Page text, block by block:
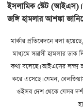
ইসলামিক স্টেট (আইএস)।
জঙ্গি হামলার আশঙ্কা
মার্কার প্রতিবেদনে বলা
মাধ্যমে সন্ত্রাসী হামলার
কথা বলেছে। আইএসের লক্ষ্য
করে এসেছে। যেমন,
ওইসব দেশ থেকে যেসব